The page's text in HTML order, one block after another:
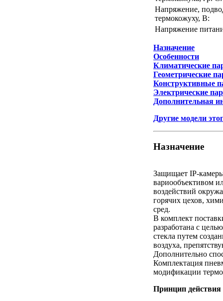
Напряжение,
термокожуху, В:
Напряжение
Назначение
Особенности
Климатические
Геометрические
Конструктивные
Электрические
Дополнительная
Другие модели
Назначение
Защищает IP-
вариообъективом
воздействий
горячих цехов,
сред.
В комплект
разработана с
стекла путем
воздуха,
Дополнительно
Комплектация
модификации
Принцип действия